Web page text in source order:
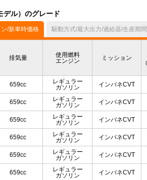
デル）のグレード
/新車時価格 駆動方式/最大出力/過給器/生産期
排気量
使用燃料
エンジン
ミッション
659cc
レギュラー
ガソリン
インパネCVT
659cc
レギュラー
ガソリン
インパネCVT
659cc
レギュラー
ガソリン
インパネCVT
659cc
レギュラー
ガソリン
インパネCVT
659cc
レギュラー
ガソリン
インパネCVT
659cc
レギュラー
ガソリン
インパネCVT